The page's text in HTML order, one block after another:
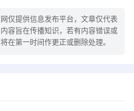
仅提供信息发布平台，文章仅代表
容旨在传播知识，若有内容错误或
在第一时间作更正或删除处理。